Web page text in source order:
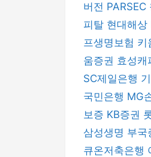
버전 PARSEC
피탈 현대해상
프생명보험 키
움증권 효성캐
SC제일은행
국민은행 MG
보증 KB증권
삼성생명 부국
큐온저축은행